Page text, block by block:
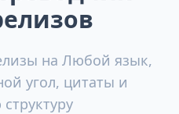
на Любой язык,
угол, цитаты и